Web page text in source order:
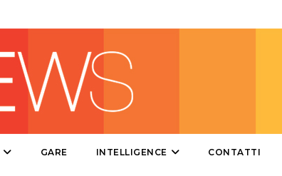
GARE INTELLIGENCE CONTATTI